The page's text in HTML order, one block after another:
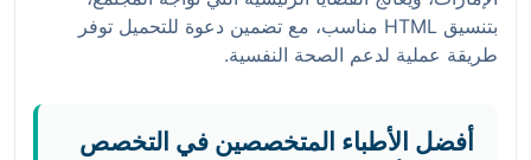
بتنسيق HTML مناسب، مع تضمين دعوة للتحميل توفر
طريقة عملية لدعم الصحة النفسية.
أفضل الأطباء المتخصصين في التخصص